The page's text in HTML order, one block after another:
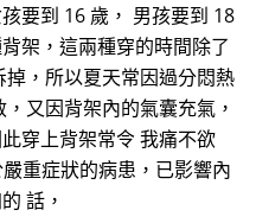
要到 16 歲， 男孩要到 18
架，這兩種穿的時間除了
，所以夏天常因過分悶熱
又因背架內的氣囊充氣，
穿上背架常令 我痛不欲
重症狀的病患，已影響內
話，